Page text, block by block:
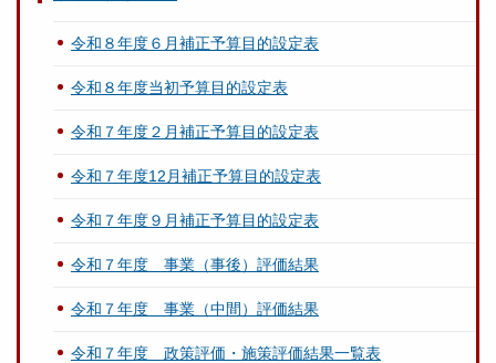
令和８年度６月補正予算目的設定表
令和８年度当初予算目的設定表
令和７年度２月補正予算目的設定表
令和７年度12月補正予算目的設定表
令和７年度９月補正予算目的設定表
令和７年度 事業（事後）評価結果
令和７年度 事業（中間）評価結果
令和７年度 政策評価・施策評価結果一覧表